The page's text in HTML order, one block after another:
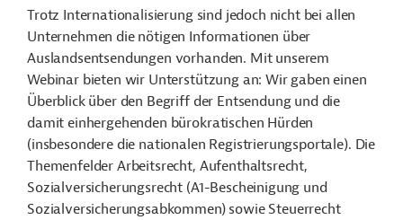
Trotz Internationalisierung sind jedoch nicht bei allen
Unternehmen die nötigen Informationen über
Auslandsentsendungen vorhanden. Mit unserem
Webinar bieten wir Unterstützung an: Wir gaben einen
Überblick über den Begriff der Entsendung und die
damit einhergehenden bürokratischen Hürden
(insbesondere die nationalen Registrierungsportale). Die
Themenfelder Arbeitsrecht, Aufenthaltsrecht,
Sozialversicherungsrecht (A1-Bescheinigung und
Sozialversicherungsabkommen) sowie Steuerrecht